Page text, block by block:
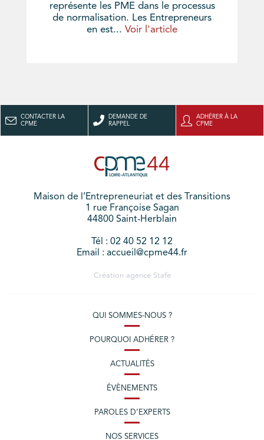
représente les PME dans le processus
de normalisation. Les Entrepreneurs
en est... Voir l'article
CONTACTER LA
CPME
DEMANDE DE
RAPPEL
ADHÉRER À LA
CPME
Maison de l’Entrepreneuriat et des Transitions
1 rue Françoise Sagan
44800 Saint-Herblain
Tél : 02 40 52 12 12
Email : accueil@cpme44.fr
Création agence Stafe
QUI SOMMES-NOUS ?
POURQUOI ADHÉRER ?
ACTUALITÉS
ÉVÈNEMENTS
PAROLES D’EXPERTS
NOS SERVICES